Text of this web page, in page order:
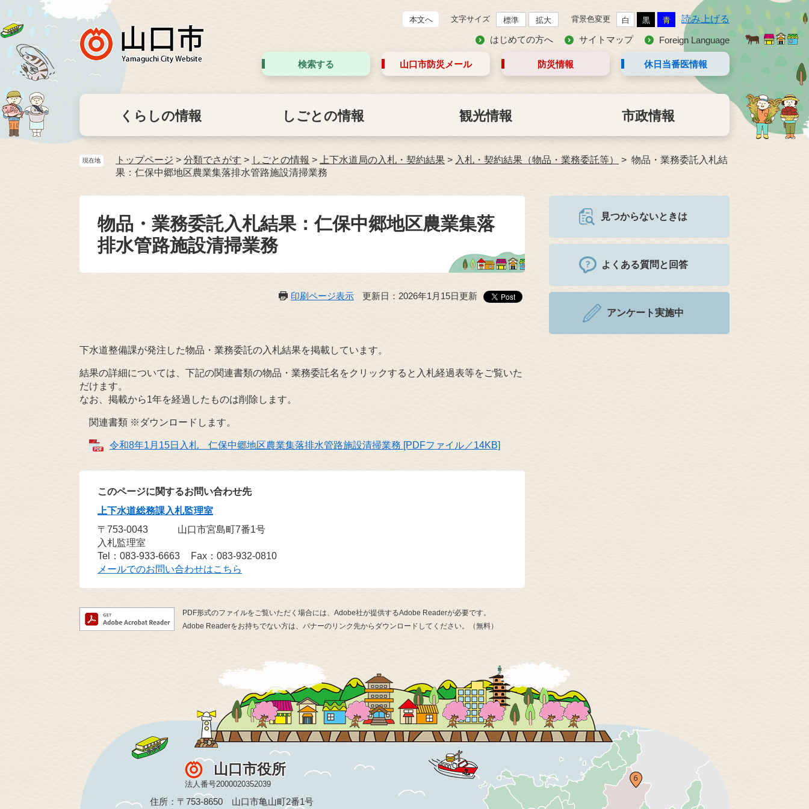
本文へ 文字サイズ 標準 拡大 背景色変更 白 黒 青 読み上げる
はじめての方へ サイトマップ Foreign Language
検索する 山口市防災 メール 防災情報 休日当番医情報
くらしの情報 しごとの情報 観光情報 市政情報
現在地 トップページ > 分類でさがす > しごとの情報 > 上下水道局の入札・契約結果 > 入札・契約結果（物品・業務委託等）
物品・業務委託入札結
果：仁保中郷地区農業集落排水管路施設清掃業務
物品・業務委託入札結果：仁保中郷地区農業集落
排水管路施設清掃業務
印刷ページ表示 更新日：2026年1月15日更新
下水道整備課が発注した物品・業務委託の入札結果を掲載しています。
結果の詳細については、下記の関連書類の物品・業務委託名をクリックすると入札経過表等をご覧いた
だけます。
なお、掲載から1年を経過したものは削除します。
関連書類 ※ダウンロードします。
令和8年1月15日入札 仁保中郷地区農業集落排水管路施設清掃業務 [PDFファイル／14KB]
このページに関するお問い合わせ先
上下水道総務課入札監理室
〒753-0043
山口市宮島町7番1号
入札監理室
Tel：083-933-6663
Fax：083-932-0810
メールでのお問い合わせはこちら
PDF形式のファイルをご覧いただく場合には、Adobe社が提供するAdobe Readerが必要です。
Adobe Readerをお持ちでない方は、バナーのリンク先からダウンロードしてください。（無料）
見つからないときは
よくある質問と回答
アンケート実施中
山口市役所
法人番号2000020352039
住所：〒753-8650 山口市亀山町2番1号